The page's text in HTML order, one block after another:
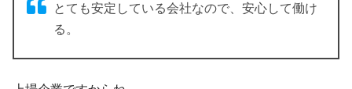
とても安定している会社なので、安心して働け
る。